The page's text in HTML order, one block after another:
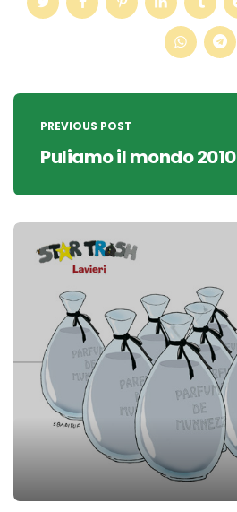
Post
navigation
PREVIOUS POST
Puliamo il mondo 2010